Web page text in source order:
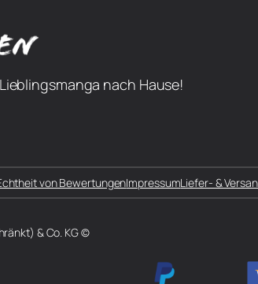
nach Hause!
von BewertungenImpressumLiefer- &
& Co. KG ©